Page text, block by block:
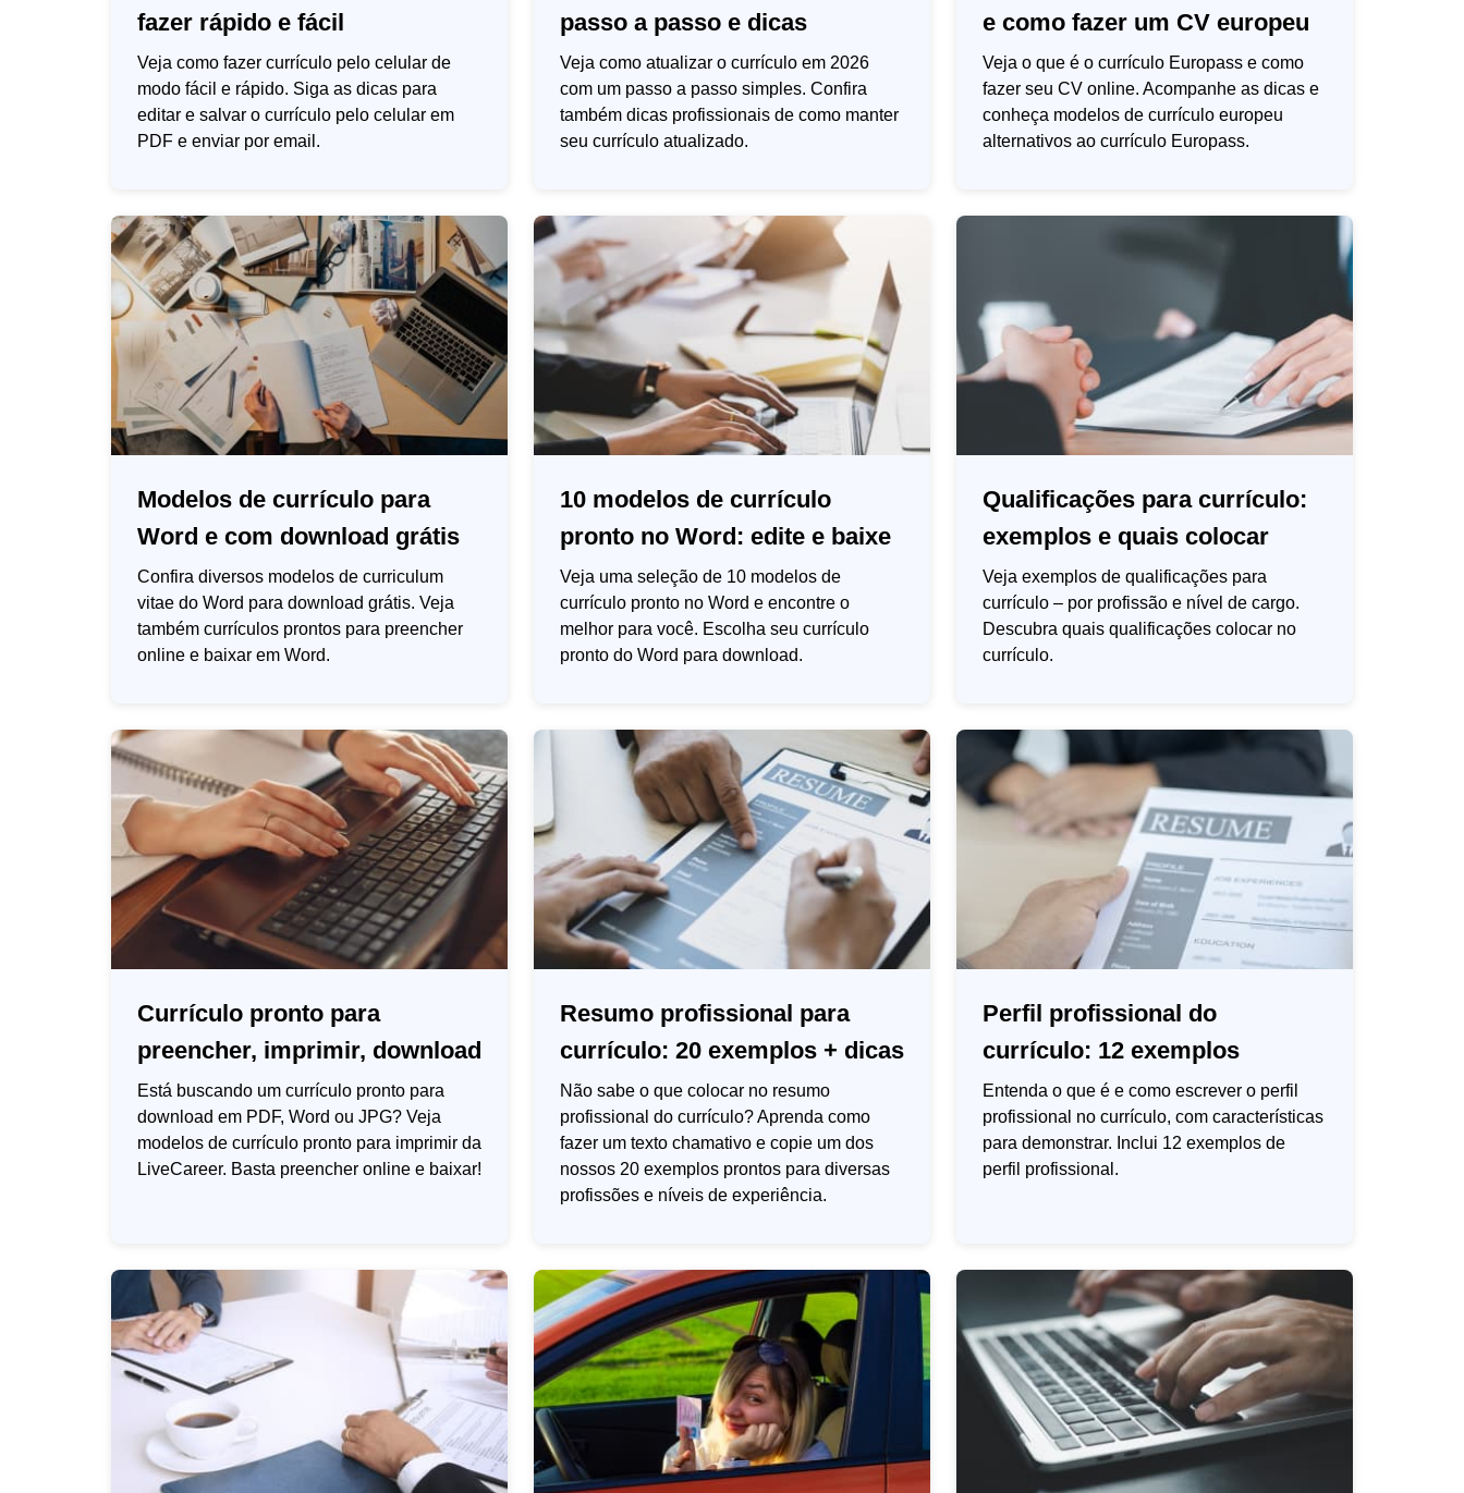
fazer rápido e fácil
Veja como fazer currículo pelo celular de
modo fácil e rápido. Siga as dicas para
editar e salvar o currículo pelo celular em
PDF e enviar por email.
passo a passo e dicas
Veja como atualizar o currículo em 2026
com um passo a passo simples. Confira
também dicas profissionais de como manter
seu currículo atualizado.
e como fazer um CV europeu
Veja o que é o currículo Europass e como
fazer seu CV online. Acompanhe as dicas e
conheça modelos de currículo europeu
alternativos ao currículo Europass.
Modelos de currículo para
Word e com download grátis
Confira diversos modelos de curriculum
vitae do Word para download grátis. Veja
também currículos prontos para preencher
online e baixar em Word.
10 modelos de currículo
pronto no Word: edite e baixe
Veja uma seleção de 10 modelos de
currículo pronto no Word e encontre o
melhor para você. Escolha seu currículo
pronto do Word para download.
Qualificações para currículo:
exemplos e quais colocar
Veja exemplos de qualificações para
currículo – por profissão e nível de cargo.
Descubra quais qualificações colocar no
currículo.
Currículo pronto para
preencher, imprimir, download
Está buscando um currículo pronto para
download em PDF, Word ou JPG? Veja
modelos de currículo pronto para imprimir da
LiveCareer. Basta preencher online e baixar!
Resumo profissional para
currículo: 20 exemplos + dicas
Não sabe o que colocar no resumo
profissional do currículo? Aprenda como
fazer um texto chamativo e copie um dos
nossos 20 exemplos prontos para diversas
profissões e níveis de experiência.
Perfil profissional do
currículo: 12 exemplos
Entenda o que é e como escrever o perfil
profissional no currículo, com características
para demonstrar. Inclui 12 exemplos de
perfil profissional.